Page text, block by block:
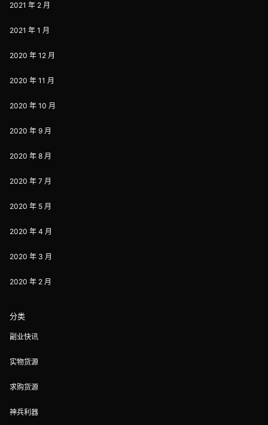
2021 年 2 月
2021 年 1 月
2020 年 12 月
2020 年 11 月
2020 年 10 月
2020 年 9 月
2020 年 8 月
2020 年 7 月
2020 年 5 月
2020 年 4 月
2020 年 3 月
2020 年 2 月
分类
副业快讯
实物货源
求购货源
神兵利器